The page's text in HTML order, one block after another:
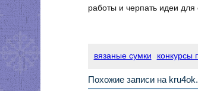
работы и черпать идеи
вязаные сумки конкурсы
Похожие записи на